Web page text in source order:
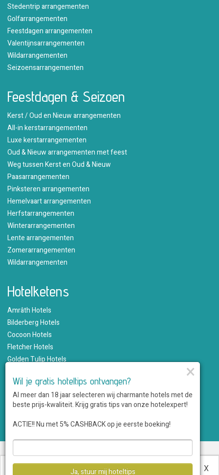
Stedentrip arrangementen
Golfarrangementen
Feestdagen arrangementen
Valentijnsarrangementen
Wildarrangementen
Seizoensarrangementen
Feestdagen & Seizoen
Kerst / Oud en Nieuw arrangementen
All-in kerstarrangementen
Luxe kerstarrangementen
Oud & Nieuw arrangementen met feest
Weg tussen Kerst en Oud & Nieuw
Paasarrangementen
Pinksteren arrangementen
Hemelvaart arrangementen
Herfstarrangementen
Winterarrangementen
Lente arrangementen
Zomerarrangementen
Wildarrangementen
Hotelketens
Amrâth Hotels
Bilderberg Hotels
Cocoon Hotels
Fletcher Hotels
Golden Tulip Hotels
Martin's Hotels
Romantik Hotels
Saillant Hotels
WestCord Hotels
Over ons•Sitemap•Disclaimer•Voordelen•Privacy
•Voorwaarden•Veelgestelde vragen•Klantenservice•Hotel
aanmelden
×
Wil je gratis hoteltips ontvangen?
Al meer dan 18 jaar selecteren wij charmante hotels met de
beste prijs-kwaliteit. Krijg gratis tips van onze hotelexpert!
ACTIE!! Nu met 5% CASHBACK op je eerste boeking!
Ja, stuur mij hoteltips X
Deze website maakt gebruik van cookies.